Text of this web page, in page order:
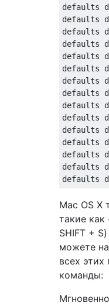
defaults
defaults
defaults
defaults
defaults
defaults
defaults
defaults
defaults
defaults
defaults
defaults
defaults
defaults
Mac OS X
такие как
SHIFT +
можете
всех
команды: